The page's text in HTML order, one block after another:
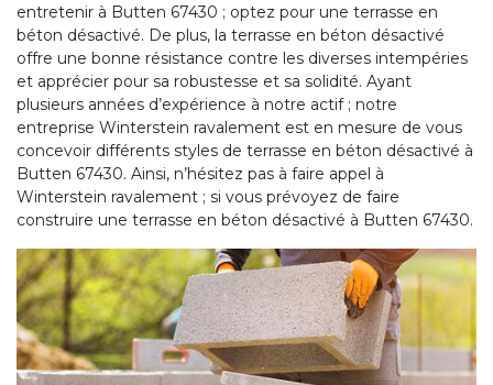
entretenir à Butten 67430 ; optez pour une terrasse en
béton désactivé. De plus, la terrasse en béton désactivé
offre une bonne résistance contre les diverses intempéries
et apprécier pour sa robustesse et sa solidité. Ayant
plusieurs années d’expérience à notre actif ; notre
entreprise Winterstein ravalement est en mesure de vous
concevoir différents styles de terrasse en béton désactivé à
Butten 67430. Ainsi, n’hésitez pas à faire appel à
Winterstein ravalement ; si vous prévoyez de faire
construire une terrasse en béton désactivé à Butten 67430.